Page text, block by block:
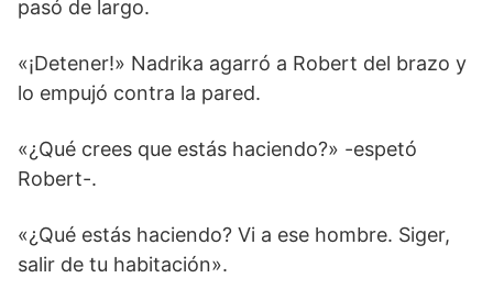
pasó de largo.
«¡Detener!» Nadrika agarró a Robert del brazo y
lo empujó contra la pared.
«¿Qué crees que estás haciendo?» -espetó
Robert-.
«¿Qué estás haciendo? Vi a ese hombre. Siger,
salir de tu habitación».